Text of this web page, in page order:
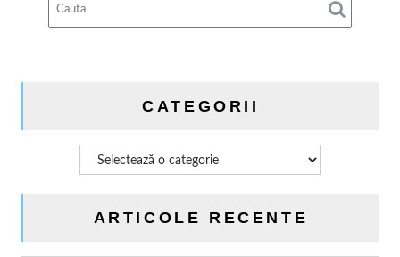
CATEGORII
Categorii
ARTICOLE RECENTE